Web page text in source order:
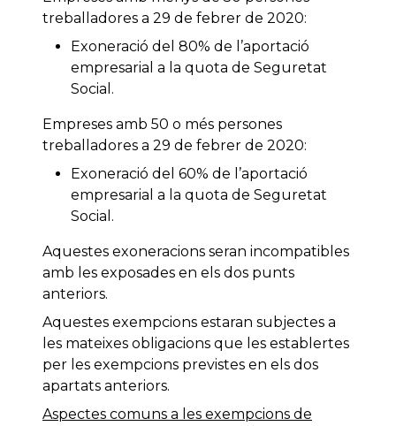
treballadores a 29 de febrer de 2020:
Exoneració del 80% de l’aportació
empresarial a la quota de Seguretat
Social.
Empreses amb 50 o més persones
treballadores a 29 de febrer de 2020:
Exoneració del 60% de l’aportació
empresarial a la quota de Seguretat
Social.
Aquestes exoneracions seran incompatibles
amb les exposades en els dos punts
anteriors.
Aquestes exempcions estaran subjectes a
les mateixes obligacions que les establertes
per les exempcions previstes en els dos
apartats anteriors.
Aspectes comuns a les exempcions de